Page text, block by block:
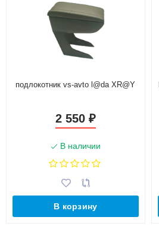
подлокотник vs-avto l@da XR@Y
2 550 ₽
В наличии
В корзину